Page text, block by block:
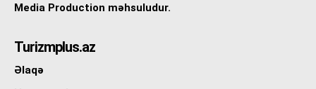
Media Production məhsuludur.
Turizmplus.az
Əlaqə